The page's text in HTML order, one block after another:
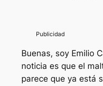
Buenas, soy Emilio
noticia es que el
parece que ya está